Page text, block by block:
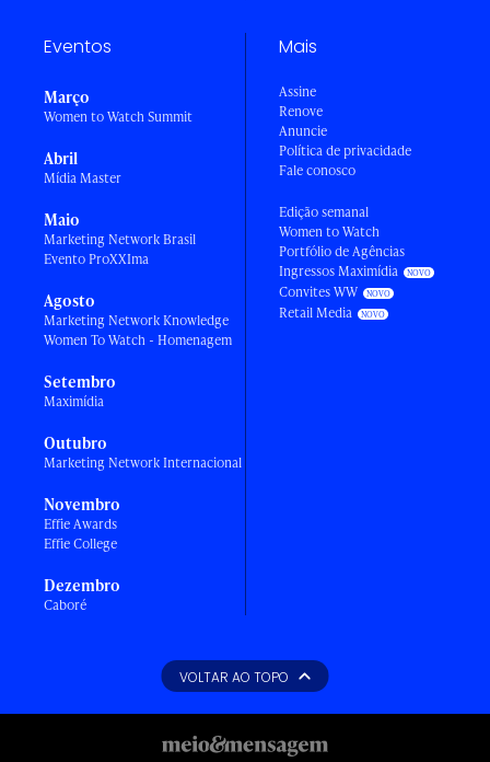
Eventos
Março
Women to Watch Summit
Abril
Mídia Master
Maio
Marketing Network Brasil
Evento ProXXIma
Agosto
Marketing Network Knowledge
Women To Watch - Homenagem
Setembro
Maximídia
Outubro
Marketing Network Internacional
Novembro
Effie Awards
Effie College
Dezembro
Caboré
Mais
Assine
Renove
Anuncie
Política de privacidade
Fale conosco
Edição semanal
Women to Watch
Portfólio de Agências
Ingressos Maximídia
Convites WW
Retail Media
VOLTAR AO TOPO